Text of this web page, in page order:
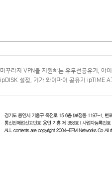
미꾸라지 VPN을 지원하는 유무선공유기, 아
ipDISK 설정, 기가 와이파이 공유기 ipTIME